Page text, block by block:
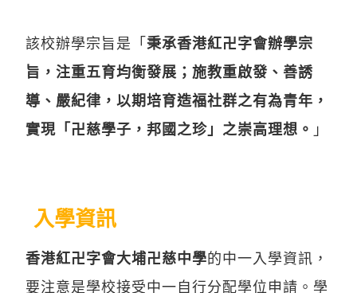
該校辦學宗旨是「秉承香港紅卍字會辦學宗
旨，注重五育均衡發展；施教重啟發、善誘
導、嚴紀律，以期培育造福社群之有為青年，
實現「卍慈學子，邦國之珍」之崇高理想。 」
入學資訊
香港紅卍字會大埔卍慈中學的中一入學資訊，
要注意是學校接受中一自行分配學位申請。學